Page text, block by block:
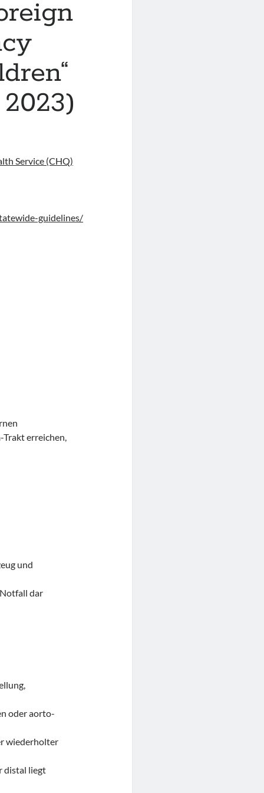
Service (CHQ)
guidelines/
Trakt erreichen,
und
dar
oder aorto-
wiederholter
distal liegt